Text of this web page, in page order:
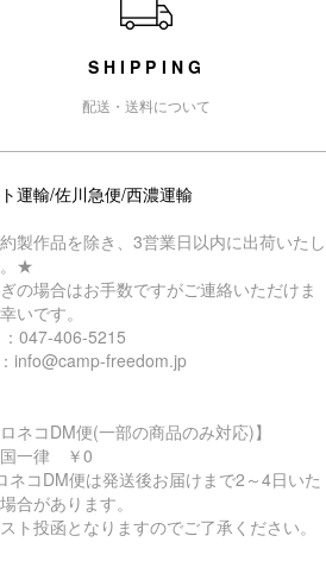
SHIPPING
配送・送料について
運輸/佐川急便/西濃運輸
製作品を除き、3営業日以内に出荷いたし
。★
の場合はお手数ですがご連絡いただけま
いです。
047-406-5215
info@camp-freedom.jp
ロネコDM便(一部の商品のみ対応)】
国一律 ￥0
ネコDM便は発送後お届けまで2～4日いた
合があります。
ト投函となりますのでご了承ください。